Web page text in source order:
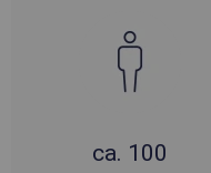
ca. 100